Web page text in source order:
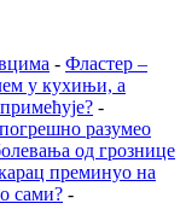
- Фластер –
у кухињи, а
-
погрешно разумео
од грознице
преминуо на
сами? -